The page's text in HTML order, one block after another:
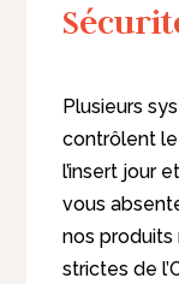
Plusieurs
contrôlent
l’insert jour
vous
nos
strictes de